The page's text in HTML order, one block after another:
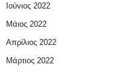
Ιούνιος 2022
Μάιος 2022
Απρίλιος 2022
Μάρτιος 2022